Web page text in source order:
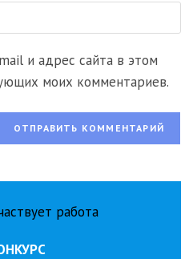
и адрес сайта в этом
моих комментариев.
работа